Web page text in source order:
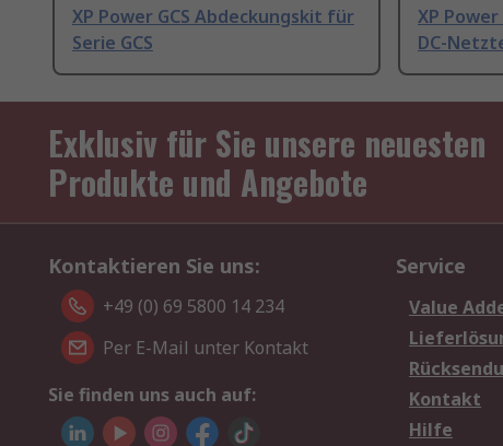
XP Power GCS Abdeckungskit für
Serie GCS
XP
DC-
Exklusiv für Sie unsere neuesten
Produkte und Angebote
Kontaktieren Sie uns:
+49 (0) 69 5800 14 234
Per E-Mail unter Kontakt
Sie finden uns auch auf:
Service
Value
Kontakt
Hilfe